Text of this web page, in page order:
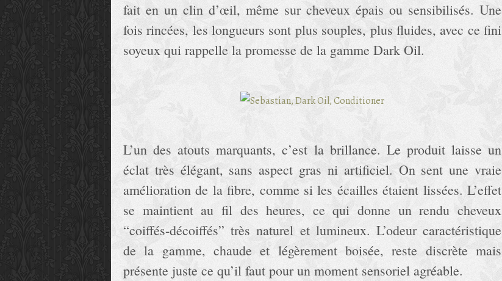
fait en un clin d’œil, même sur cheveux épais ou sensibilisés. Une
fois rincées, les longueurs sont plus souples, plus fluides, avec ce fini
soyeux qui rappelle la promesse de la gamme Dark Oil.
L’un des atouts marquants, c’est la brillance. Le produit laisse un
éclat très élégant, sans aspect gras ni artificiel. On sent une vraie
amélioration de la fibre, comme si les écailles étaient lissées. L’effet
se maintient au fil des heures, ce qui donne un rendu cheveux
“coiffés-décoiffés” très naturel et lumineux. L’odeur caractéristique
de la gamme, chaude et légèrement boisée, reste discrète mais
présente juste ce qu’il faut pour un moment sensoriel agréable.